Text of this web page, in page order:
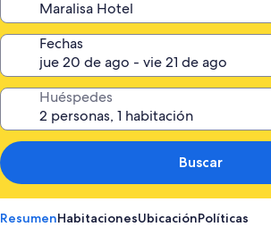
Fechas
Huéspedes
Buscar
ResumenHabitacionesUbicaciónPolíticas